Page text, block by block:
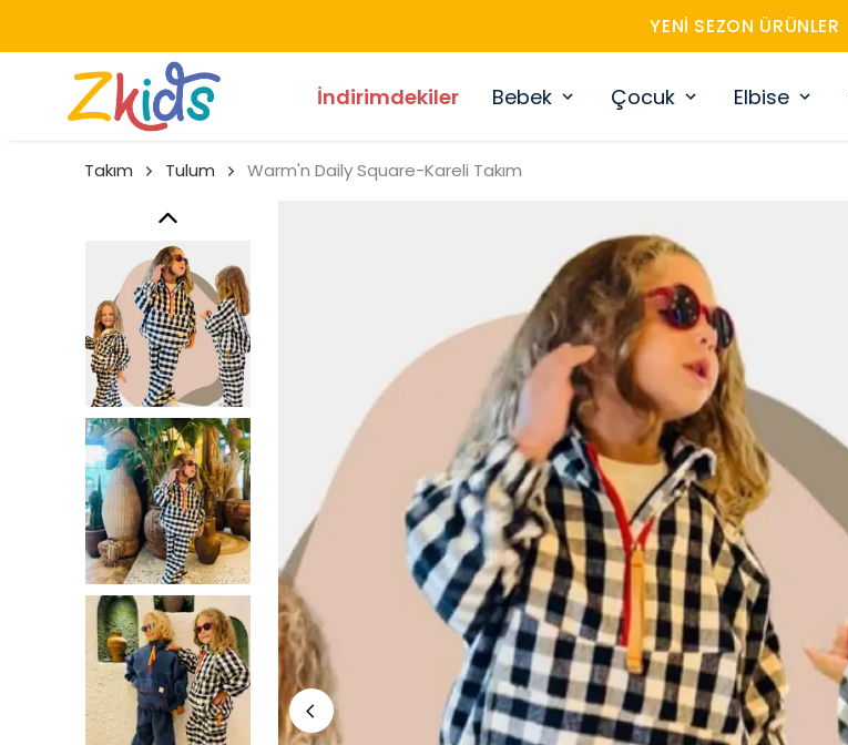
YENI SEZON ÜRÜNLER
İndirimdekiler Bebek Çocuk Elbise
Takım Tulum Warm'n Daily Square-Kareli Takım